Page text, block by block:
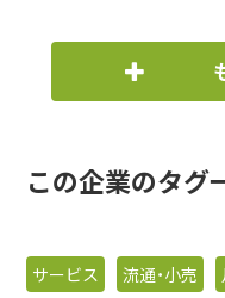
この企業のタグ
サービス 流通・小売